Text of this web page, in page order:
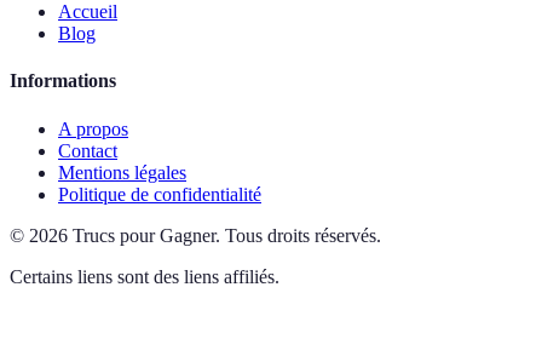
Accueil
Blog
Informations
A propos
Contact
Mentions légales
Politique de confidentialité
© 2026 Trucs pour Gagner. Tous droits réservés.
Certains liens sont des liens affiliés.